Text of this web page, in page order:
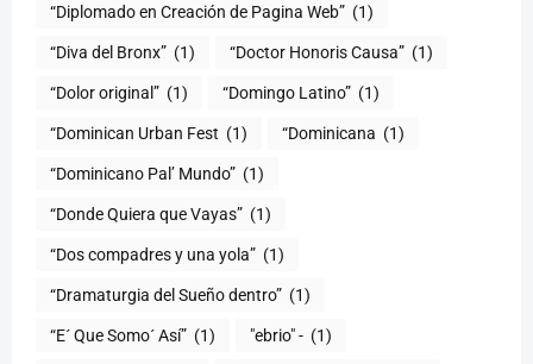
“Diplomado en Creación de Pagina Web” (1)
“Diva del Bronx” (1) “Doctor Honoris Causa” (1)
“Dolor original” (1) “Domingo Latino” (1)
“Dominican Urban Fest (1) “Dominicana (1)
“Dominicano Pal’ Mundo” (1)
“Donde Quiera que Vayas” (1)
“Dos compadres y una yola” (1)
“Dramaturgia del Sueño dentro” (1)
“E´ Que Somo´ Así” (1) "ebrio" - (1)